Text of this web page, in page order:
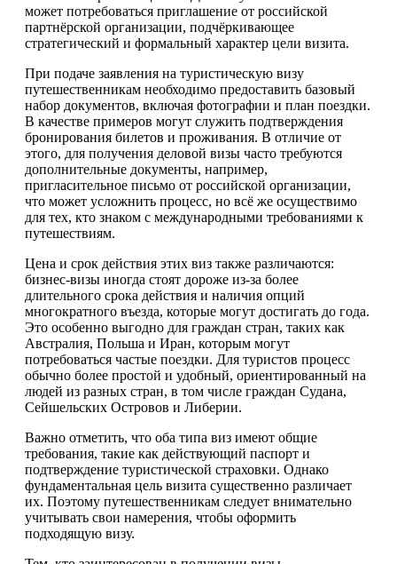
может потребоваться приглашение от российской
партнёрской организации, подчёркивающее
стратегический и формальный характер цели визита.
При подаче заявления на туристическую визу
путешественникам необходимо предоставить базовый
набор документов, включая фотографии и план поездки.
В качестве примеров могут служить подтверждения
бронирования билетов и проживания. В отличие от
этого, для получения деловой визы часто требуются
дополнительные документы, например,
пригласительное письмо от российской организации,
что может усложнить процесс, но всё же осуществимо
для тех, кто знаком с международными требованиями к
путешествиям.
Цена и срок действия этих виз также различаются:
бизнес-визы иногда стоят дороже из-за более
длительного срока действия и наличия опций
многократного въезда, которые могут достигать до года.
Это особенно выгодно для граждан стран, таких как
Австралия, Польша и Иран, которым могут
потребоваться частые поездки. Для туристов процесс
обычно более простой и удобный, ориентированный на
людей из разных стран, в том числе граждан Судана,
Сейшельских Островов и Либерии.
Важно отметить, что оба типа виз имеют общие
требования, такие как действующий паспорт и
подтверждение туристической страховки. Однако
фундаментальная цель визита существенно различает
их. Поэтому путешественникам следует внимательно
учитывать свои намерения, чтобы оформить
подходящую визу.